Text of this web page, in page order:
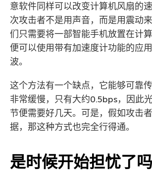
意软件同样可以改变计算机风扇的
次攻击者不是用声音，而是用震动
们只需要将一部智能手机放置在计算
便可以使用带有加速度计功能的应
波。
这个方法有一个缺点，它能够可靠
非常缓慢，只有大约0.5bps，因此
节便需要好几天。可是，假如攻击
据，那这种方式也完全行得通。
是时候开始担忧了吗